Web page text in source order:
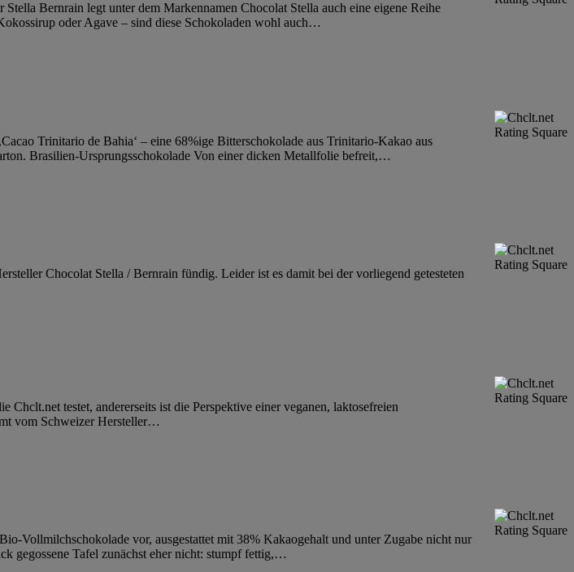
Bernrain legt unter dem Markennamen Chocolat Stella auch eine eigene Reihe
oder Agave – sind diese Schokoladen wohl auch…
Trinitario de Bahia‘ – eine 68%ige Bitterschokolade aus Trinitario-Kakao aus
Brasilien-Ursprungsschokolade Von einer dicken Metallfolie befreit,…
Chocolat Stella / Bernrain fündig. Leider ist es damit bei der vorliegend getesteten
testet, andererseits ist die Perspektive einer veganen, laktosefreien
vom Schweizer Hersteller…
Vollmilchschokolade vor, ausgestattet mit 38% Kakaogehalt und unter Zugabe nicht nur
gegossene Tafel zunächst eher nicht: stumpf fettig,…